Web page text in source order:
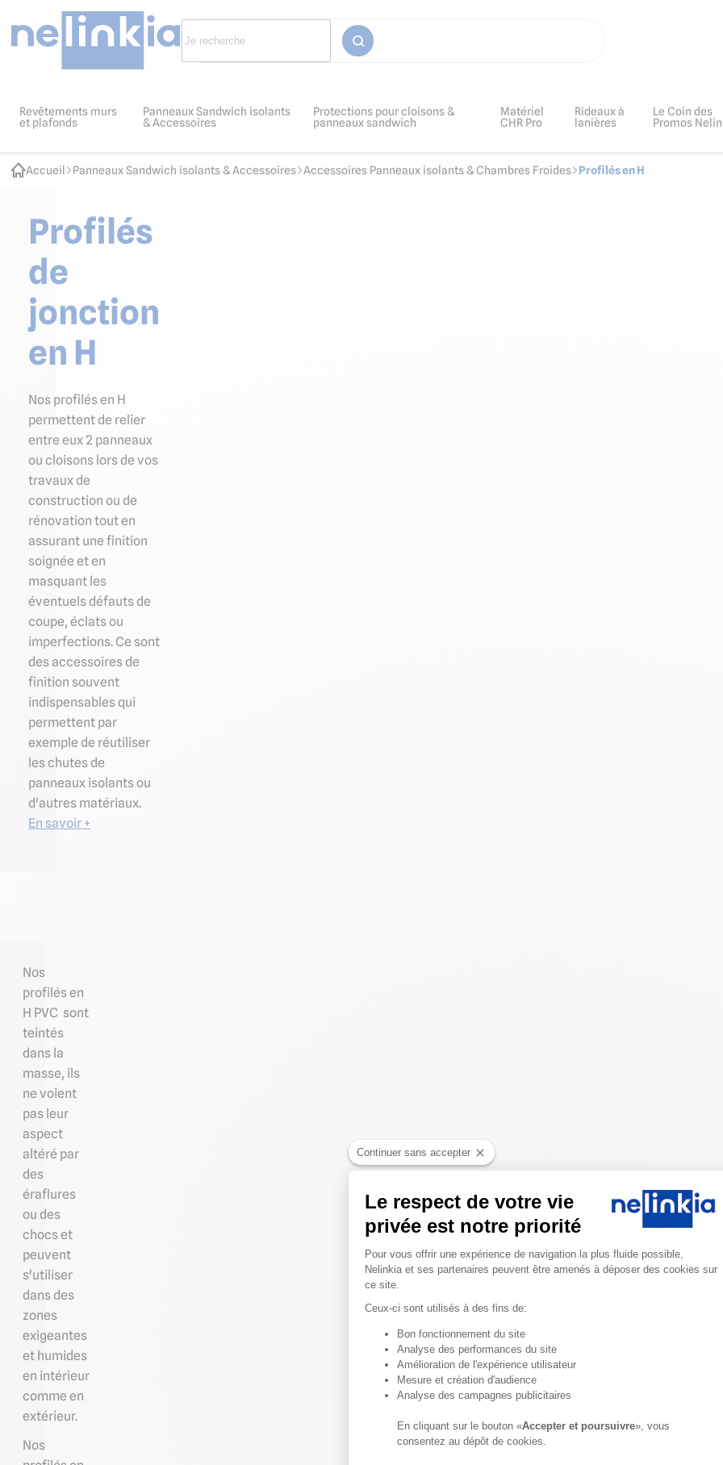
Revêtements murs
et plafonds
Panneaux Sandwich isolants
& Accessoires
Protections pour cloisons &
panneaux sandwich
Matériel
CHR Pro
Rideaux à
lanières
Le Coin des
Promos
Accueil Panneaux Sandwich isolants & Accessoires Accessoires Panneaux isolants & Chambres Froides Profilés en H
Profilés
de
jonction
en H
Nos profilés en H
permettent de relier
entre eux 2 panneaux
ou cloisons lors de vos
travaux de
construction ou de
rénovation tout en
assurant une finition
soignée et en
masquant les
éventuels défauts de
coupe, éclats ou
imperfections. Ce sont
des accessoires de
finition souvent
indispensables qui
permettent par
exemple de réutiliser
les chutes de
panneaux isolants ou
d'autres matériaux.
En savoir +
Nos
profilés en
H PVC sont
teintés
dans la
masse, ils
ne voient
pas leur
aspect
altéré par
des
éraflures
ou des
chocs et
peuvent
s'utiliser
dans des
zones
exigeantes
et humides
en intérieur
comme en
extérieur.
Nos
Continuer sans accepter
Le respect de votre vie
privée est notre priorité
Plateforme de Gestion du
Pour vous offrir une expérience de navigation la plus fluide possible,
Nelinkia et ses partenaires peuvent être amenés à déposer des cookies sur
ce site.
Ceux-ci sont utilisés à des fins de:
Bon fonctionnement du site
Analyse des performances du site
Amélioration de l'expérience utilisateur
Mesure et création d'audience
Analyse des campagnes publicitaires
En cliquant sur le bouton «Accepter et poursuivre», vous
consentez au dépôt de cookies.
Axeptio consent